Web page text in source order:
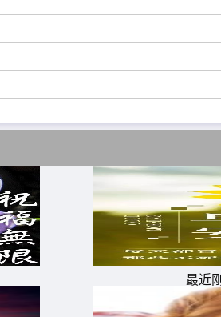
令我心急火燎、快马加鞭、马不
最近